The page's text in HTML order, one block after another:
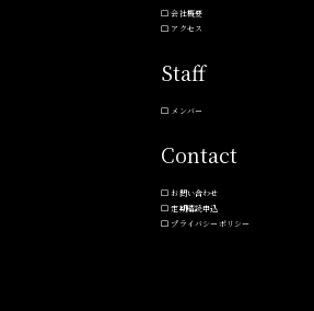
会社概要
アクセス
Staff
メンバー
Contact
お問い合わせ
定期購読申込
プライバシーポリシー